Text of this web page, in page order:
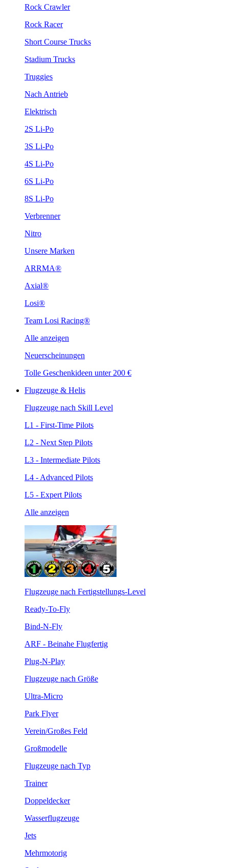
Rock Crawler
Rock Racer
Short Course Trucks
Stadium Trucks
Truggies
Nach Antrieb
Elektrisch
2S Li-Po
3S Li-Po
4S Li-Po
6S Li-Po
8S Li-Po
Verbrenner
Nitro
Unsere Marken
ARRMA®
Axial®
Losi®
Team Losi Racing®
Alle anzeigen
Neuerscheinungen
Tolle Geschenkideen unter 200 €
Flugzeuge & Helis
Flugzeuge nach Skill Level
L1 - First-Time Pilots
L2 - Next Step Pilots
L3 - Intermediate Pilots
L4 - Advanced Pilots
L5 - Expert Pilots
Alle anzeigen
Flugzeuge nach Fertigstellungs-Level
Ready-To-Fly
Bind-N-Fly
ARF - Beinahe Flugfertig
Plug-N-Play
Flugzeuge nach Größe
Ultra-Micro
Park Flyer
Verein/Großes Feld
Großmodelle
Flugzeuge nach Typ
Trainer
Doppeldecker
Wasserflugzeuge
Jets
Mehrmotorig